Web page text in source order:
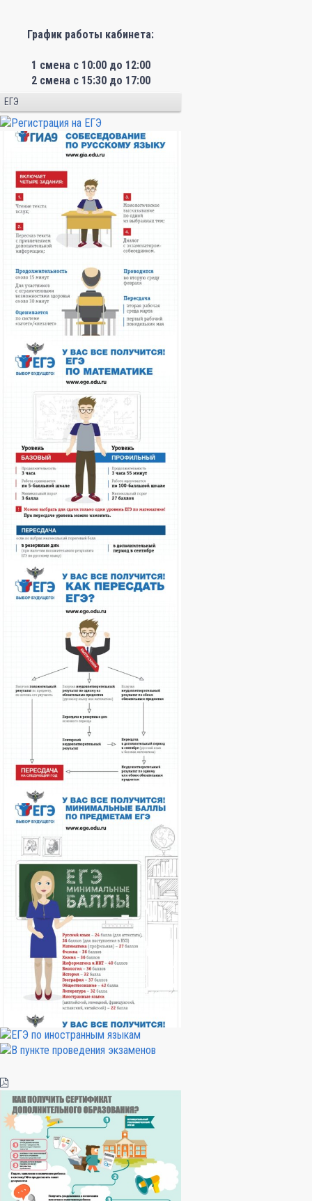
График работы кабинета:
1 смена с 10:00 до 12:00
2 смена с 15:30 до 17:00
ЕГЭ